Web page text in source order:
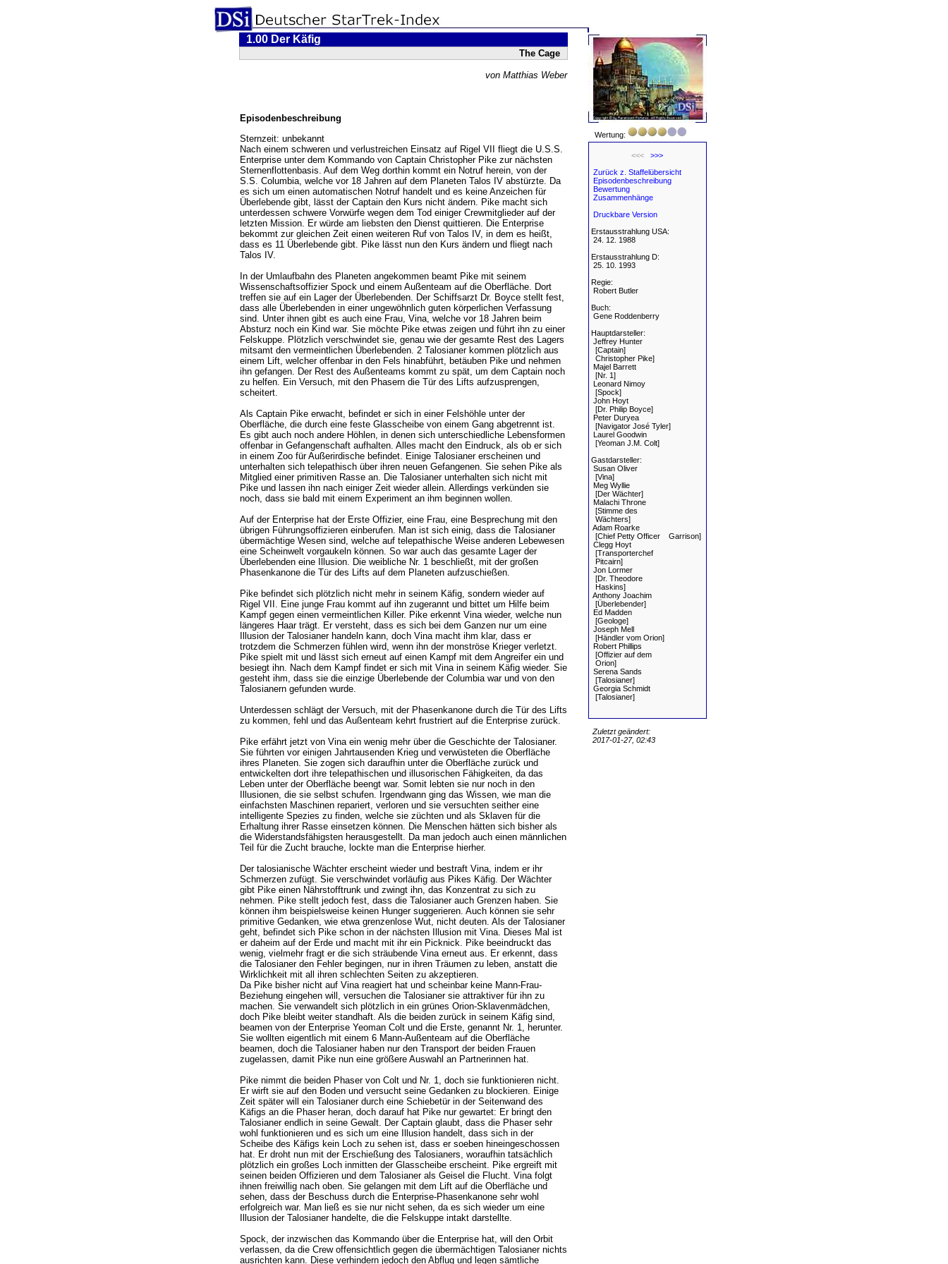
1.00 Der Käfig
The Cage
von Matthias Weber
Episodenbeschreibung
Sternzeit: unbekannt
Nach einem schweren und verlustreichen Einsatz auf Rigel VII fliegt die U.S.S.
Enterprise unter dem Kommando von Captain Christopher Pike zur nächsten
Sternenflottenbasis. Auf dem Weg dorthin kommt ein Notruf herein, von der
S.S. Columbia, welche vor 18 Jahren auf dem Planeten Talos IV abstürzte. Da
es sich um einen automatischen Notruf handelt und es keine Anzeichen für
Überlebende gibt, lässt der Captain den Kurs nicht ändern. Pike macht sich
unterdessen schwere Vorwürfe wegen dem Tod einiger Crewmitglieder auf der
letzten Mission. Er würde am liebsten den Dienst quittieren. Die Enterprise
bekommt zur gleichen Zeit einen weiteren Ruf von Talos IV, in dem es heißt,
dass es 11 Überlebende gibt. Pike lässt nun den Kurs ändern und fliegt nach
Talos IV.
In der Umlaufbahn des Planeten angekommen beamt Pike mit seinem
Wissenschaftsoffizier Spock und einem Außenteam auf die Oberfläche. Dort
treffen sie auf ein Lager der Überlebenden. Der Schiffsarzt Dr. Boyce stellt fest,
dass alle Überlebenden in einer ungewöhnlich guten körperlichen Verfassung
sind. Unter ihnen gibt es auch eine Frau, Vina, welche vor 18 Jahren beim
Absturz noch ein Kind war. Sie möchte Pike etwas zeigen und führt ihn zu einer
Felskuppe. Plötzlich verschwindet sie, genau wie der gesamte Rest des Lagers
mitsamt den vermeintlichen Überlebenden. 2 Talosianer kommen plötzlich aus
einem Lift, welcher offenbar in den Fels hinabführt, betäuben Pike und nehmen
ihn gefangen. Der Rest des Außenteams kommt zu spät, um dem Captain noch
zu helfen. Ein Versuch, mit den Phasern die Tür des Lifts aufzusprengen,
scheitert.
Als Captain Pike erwacht, befindet er sich in einer Felshöhle unter der
Oberfläche, die durch eine feste Glasscheibe von einem Gang abgetrennt ist.
Es gibt auch noch andere Höhlen, in denen sich unterschiedliche Lebensformen
offenbar in Gefangenschaft aufhalten. Alles macht den Eindruck, als ob er sich
in einem Zoo für Außerirdische befindet. Einige Talosianer erscheinen und
unterhalten sich telepathisch über ihren neuen Gefangenen. Sie sehen Pike als
Mitglied einer primitiven Rasse an. Die Talosianer unterhalten sich nicht mit
Pike und lassen ihn nach einiger Zeit wieder allein. Allerdings verkünden sie
noch, dass sie bald mit einem Experiment an ihm beginnen wollen.
Auf der Enterprise hat der Erste Offizier, eine Frau, eine Besprechung mit den
übrigen Führungsoffizieren einberufen. Man ist sich einig, dass die Talosianer
übermächtige Wesen sind, welche auf telepathische Weise anderen Lebewesen
eine Scheinwelt vorgaukeln können. So war auch das gesamte Lager der
Überlebenden eine Illusion. Die weibliche Nr. 1 beschließt, mit der großen
Phasenkanone die Tür des Lifts auf dem Planeten aufzuschießen.
Pike befindet sich plötzlich nicht mehr in seinem Käfig, sondern wieder auf
Rigel VII. Eine junge Frau kommt auf ihn zugerannt und bittet um Hilfe beim
Kampf gegen einen vermeintlichen Killer. Pike erkennt Vina wieder, welche nun
längeres Haar trägt. Er versteht, dass es sich bei dem Ganzen nur um eine
Illusion der Talosianer handeln kann, doch Vina macht ihm klar, dass er
trotzdem die Schmerzen fühlen wird, wenn ihn der monströse Krieger verletzt.
Pike spielt mit und lässt sich erneut auf einen Kampf mit dem Angreifer ein und
besiegt ihn. Nach dem Kampf findet er sich mit Vina in seinem Käfig wieder. Sie
gesteht ihm, dass sie die einzige Überlebende der Columbia war und von den
Talosianern gefunden wurde.
Unterdessen schlägt der Versuch, mit der Phasenkanone durch die Tür des Lifts
zu kommen, fehl und das Außenteam kehrt frustriert auf die Enterprise zurück.
Pike erfährt jetzt von Vina ein wenig mehr über die Geschichte der Talosianer.
Sie führten vor einigen Jahrtausenden Krieg und verwüsteten die Oberfläche
ihres Planeten. Sie zogen sich daraufhin unter die Oberfläche zurück und
entwickelten dort ihre telepathischen und illusorischen Fähigkeiten, da das
Leben unter der Oberfläche beengt war. Somit lebten sie nur noch in den
Illusionen, die sie selbst schufen. Irgendwann ging das Wissen, wie man die
einfachsten Maschinen repariert, verloren und sie versuchten seither eine
intelligente Spezies zu finden, welche sie züchten und als Sklaven für die
Erhaltung ihrer Rasse einsetzen können. Die Menschen hätten sich bisher als
die Widerstandsfähigsten herausgestellt. Da man jedoch auch einen männlichen
Teil für die Zucht brauche, lockte man die Enterprise hierher.
Der talosianische Wächter erscheint wieder und bestraft Vina, indem er ihr
Schmerzen zufügt. Sie verschwindet vorläufig aus Pikes Käfig. Der Wächter
gibt Pike einen Nährstofftrunk und zwingt ihn, das Konzentrat zu sich zu
nehmen. Pike stellt jedoch fest, dass die Talosianer auch Grenzen haben. Sie
können ihm beispielsweise keinen Hunger suggerieren. Auch können sie sehr
primitive Gedanken, wie etwa grenzenlose Wut, nicht deuten. Als der Talosianer
geht, befindet sich Pike schon in der nächsten Illusion mit Vina. Dieses Mal ist
er daheim auf der Erde und macht mit ihr ein Picknick. Pike beeindruckt das
wenig, vielmehr fragt er die sich sträubende Vina erneut aus. Er erkennt, dass
die Talosianer den Fehler begingen, nur in ihren Träumen zu leben, anstatt die
Wirklichkeit mit all ihren schlechten Seiten zu akzeptieren.
Da Pike bisher nicht auf Vina reagiert hat und scheinbar keine Mann-Frau-
Beziehung eingehen will, versuchen die Talosianer sie attraktiver für ihn zu
machen. Sie verwandelt sich plötzlich in ein grünes Orion-Sklavenmädchen,
doch Pike bleibt weiter standhaft. Als die beiden zurück in seinem Käfig sind,
beamen von der Enterprise Yeoman Colt und die Erste, genannt Nr. 1, herunter.
Sie wollten eigentlich mit einem 6 Mann-Außenteam auf die Oberfläche
beamen, doch die Talosianer haben nur den Transport der beiden Frauen
zugelassen, damit Pike nun eine größere Auswahl an Partnerinnen hat.
Pike nimmt die beiden Phaser von Colt und Nr. 1, doch sie funktionieren nicht.
Er wirft sie auf den Boden und versucht seine Gedanken zu blockieren. Einige
Zeit später will ein Talosianer durch eine Schiebetür in der Seitenwand des
Käfigs an die Phaser heran, doch darauf hat Pike nur gewartet: Er bringt den
Talosianer endlich in seine Gewalt. Der Captain glaubt, dass die Phaser sehr
wohl funktionieren und es sich um eine Illusion handelt, dass sich in der
Scheibe des Käfigs kein Loch zu sehen ist, dass er soeben hineingeschossen
hat. Er droht nun mit der Erschießung des Talosianers, woraufhin tatsächlich
plötzlich ein großes Loch inmitten der Glasscheibe erscheint. Pike ergreift mit
seinen beiden Offizieren und dem Talosianer als Geisel die Flucht. Vina folgt
ihnen freiwillig nach oben. Sie gelangen mit dem Lift auf die Oberfläche und
sehen, dass der Beschuss durch die Enterprise-Phasenkanone sehr wohl
erfolgreich war. Man ließ es sie nur nicht sehen, da es sich wieder um eine
Illusion der Talosianer handelte, die die Felskuppe intakt darstellte.
Spock, der inzwischen das Kommando über die Enterprise hat, will den Orbit
verlassen, da die Crew offensichtlich gegen die übermächtigen Talosianer nichts
ausrichten kann. Diese verhindern jedoch den Abflug und legen sämtliche
Wertung:
<<<
>>>
Zurück z. Staffelübersicht
Episodenbeschreibung
Bewertung
Zusammenhänge
Druckbare Version
Erstausstrahlung USA:
24. 12. 1988
Erstausstrahlung D:
25. 10. 1993
Regie:
Robert Butler
Buch:
Gene Roddenberry
Hauptdarsteller:
Jeffrey Hunter
[Captain]
Christopher Pike]
Majel Barrett
[Nr. 1]
Leonard Nimoy
[Spock]
John Hoyt
[Dr. Philip Boyce]
Peter Duryea
[Navigator José Tyler]
Laurel Goodwin
[Yeoman J.M. Colt]
Gastdarsteller:
Susan Oliver
[Vina]
Meg Wyllie
[Der Wächter]
Malachi Throne
[Stimme des
Wächters]
Adam Roarke
[Chief Petty Officer Garrison]
Clegg Hoyt
[Transporterchef
Pitcairn]
Jon Lormer
[Dr. Theodore
Haskins]
Anthony Joachim
[Überlebender]
Ed Madden
[Geologe]
Joseph Mell
[Händler vom Orion]
Robert Phillips
[Offizier auf dem
Orion]
Serena Sands
[Talosianer]
Georgia Schmidt
[Talosianer]
Zuletzt geändert:
2017-01-27, 02:43